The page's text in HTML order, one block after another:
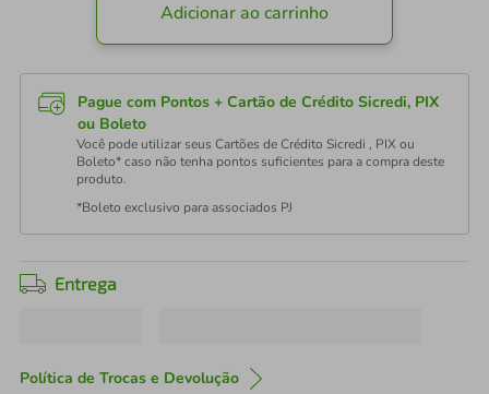
Adicionar ao carrinho
Pague com Pontos + Cartão de Crédito Sicredi, PIX
ou Boleto
Você pode utilizar seus Cartões de Crédito Sicredi , PIX ou
Boleto* caso não tenha pontos suficientes para a compra deste
produto.
*Boleto exclusivo para associados PJ
Entrega
Política de Trocas e Devolução